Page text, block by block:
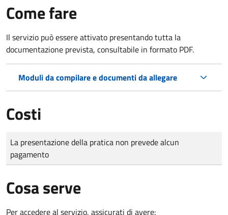
Come fare
Il servizio può essere attivato presentando tutta la
documentazione prevista, consultabile in formato PDF.
Moduli da compilare e documenti da allegare
Costi
Tipo di pagamento
Importo
La presentazione della pratica non prevede alcun
pagamento
Cosa serve
Per accedere al servizio, assicurati di avere: